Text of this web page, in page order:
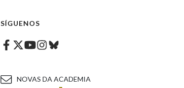
SÍGUENOS
Facebook
Twitter
Youtube
Instagram
Bluesky
NOVAS DA ACADEMIA